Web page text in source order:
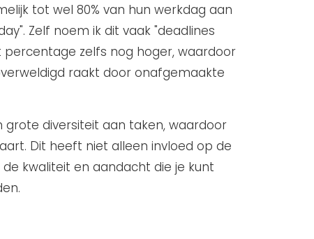
tot wel 80% van hun werkdag aan
Zelf noem ik dit vaak "deadlines
percentage zelfs nog hoger, waardoor
raakt door onafgemaakte
diversiteit aan taken, waardoor
Dit heeft niet alleen invloed op de
kwaliteit en aandacht die je kunt